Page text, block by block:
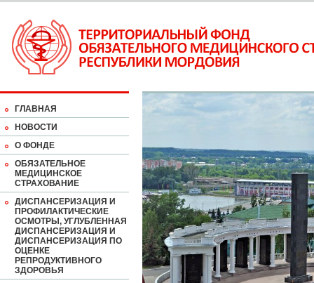
ГЛАВНАЯ
НОВОСТИ
О ФОНДЕ
ОБЯЗАТЕЛЬНОЕ
МЕДИЦИНСКОЕ
СТРАХОВАНИЕ
ДИСПАНСЕРИЗАЦИЯ И
ПРОФИЛАКТИЧЕСКИЕ
ОСМОТРЫ, УГЛУБЛЕННАЯ
ДИСПАНСЕРИЗАЦИЯ И
ДИСПАНСЕРИЗАЦИЯ ПО
ОЦЕНКЕ
РЕПРОДУКТИВНОГО
ЗДОРОВЬЯ